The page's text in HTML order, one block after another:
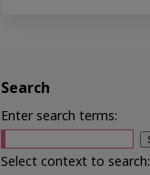
Search
Enter search terms:
Select context to search: